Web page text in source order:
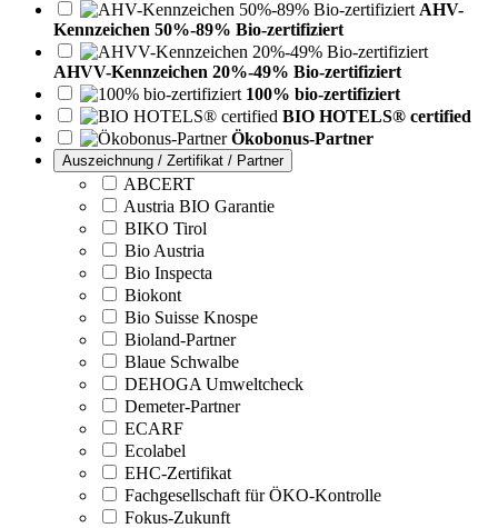
AHV-
Kennzeichen 50%-89% Bio-zertifiziert
AHVV-Kennzeichen 20%-49% Bio-zertifiziert
100% bio-zertifiziert
BIO HOTELS® certified
Ökobonus-Partner
Auszeichnung / Zertifikat / Partner
ABCERT
Austria BIO Garantie
BIKO Tirol
Bio Austria
Bio Inspecta
Biokont
Bio Suisse Knospe
Bioland-Partner
Blaue Schwalbe
DEHOGA Umweltcheck
Demeter-Partner
ECARF
Ecolabel
EHC-Zertifikat
Fachgesellschaft für ÖKO-Kontrolle
Fokus-Zukunft